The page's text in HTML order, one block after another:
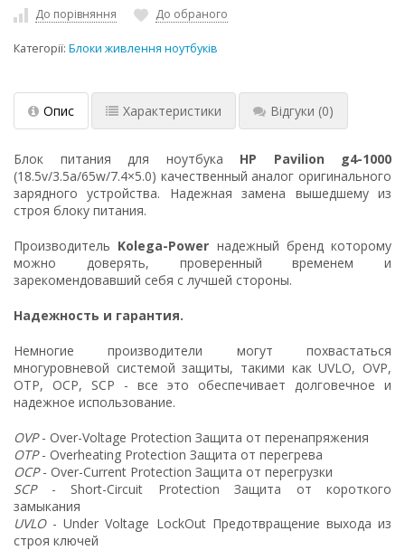
До порівняння До обраного
Категорії: Блоки живлення ноутбуків
Опис Характеристики Відгуки (0)
Блок питания для ноутбука HP Pavilion g4-1000
(18.5v/3.5a/65w/7.4×5.0) качественный аналог оригинального
зарядного устройства. Надежная замена вышедшему из
строя блоку питания.
Производитель Kolega-Power надежный бренд которому
можно доверять, проверенный временем и
зарекомендовавший себя с лучшей стороны.
Надежность и гарантия.
Немногие производители могут похвастаться
многуровневой системой защиты, такими как UVLO, OVP,
OTP, OCP, SCP - все это обеспечивает долговечное и
надежное использование.
OVP- Over-Voltage Protection Защита от перенапряжения
OTP- Overheating Protection Защита от перегрева
OCP- Over-Current Protection Защита от перегрузки
SCP- Short-Circuit Protection Защита от короткого
замыкания
UVLO- Under Voltage LockOut Предотвращение выхода из
строя ключей